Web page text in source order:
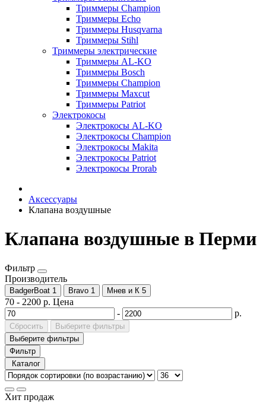
Триммеры Champion
Триммеры Echo
Триммеры Husqvarna
Триммеры Stihl
Триммеры электрические
Триммеры AL-KO
Триммеры Bosch
Триммеры Champion
Триммеры Maxcut
Триммеры Patriot
Электрокосы
Электрокосы AL-KO
Электрокосы Champion
Электрокосы Makita
Электрокосы Patriot
Электрокосы Prorab
Аксессуары
Клапана воздушные
Клапана воздушные в Перми
Фильтр
Производитель
BadgerBoat 1 Bravo 1 Мнев и К 5
70 - 2200 р. Цена
-
р.
Сбросить
Выберите фильтры
Выберите фильтры
Фильтр
Каталог
Хит продаж